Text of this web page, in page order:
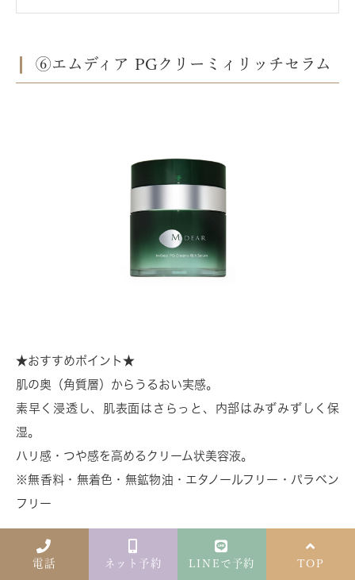
電話 ネット予約 LINEで予約 TOP
⑥エムディア PGクリーミィリッチセラム
★おすすめポイント★
肌の奥（角質層）からうるおい実感。
素早く浸透し、肌表面はさらっと、内部はみずみずしく保
湿。
ハリ感・つや感を高めるクリーム状美容液。
※無香料・無着色・無鉱物油・エタノールフリー・パラベン
フリー
■プロテオグリカン（保湿・整肌成分）
肌や軟骨など体内に広く分布。水分保持力に優れている上